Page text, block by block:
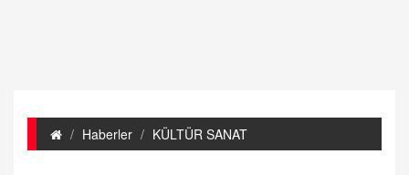
Haberler KÜLTÜR SANAT